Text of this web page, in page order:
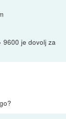
9600 je dovolj za